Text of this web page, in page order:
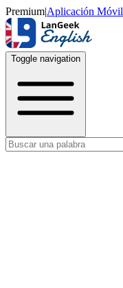
Premium|Aplicación Móvil
Toggle navigation